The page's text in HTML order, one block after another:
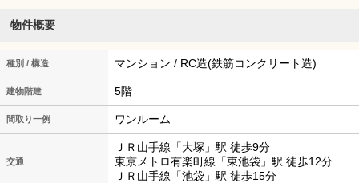
物件概要
種別 / 構造 マンション / RC造(鉄筋コンクリート造)
建物階建 5階
間取り一例 ワンルーム
交通
ＪＲ山手線「大塚」駅 徒歩9分
東京メトロ有楽町線「東池袋」駅 徒歩12分
ＪＲ山手線「池袋」駅 徒歩15分